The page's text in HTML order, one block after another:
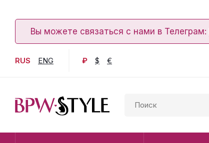
Вы можете связаться с нами в Телеграм:
RUS ENG ₽ $ €